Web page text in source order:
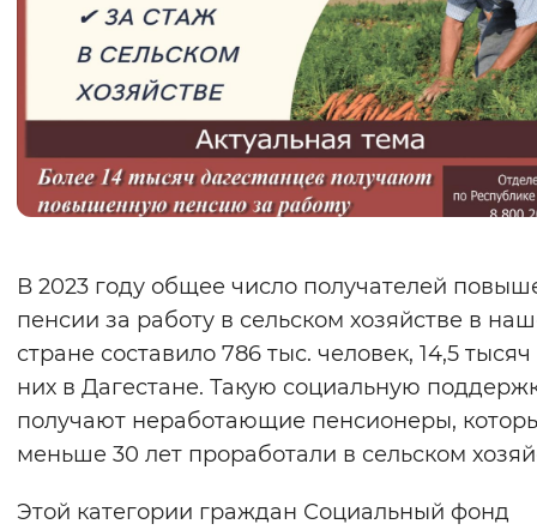
Синий фон
Изображения
Включены Выключены
Звуковой ассистент
Вернуть стандартные настройки
В 2023 году общее число получателей
пенсии за работу в сельском хозяйстве в
стране составило 786 тыс. человек, 14,5 тысяч
них в Дагестане. Такую социальную
получают неработающие пенсионеры,
меньше 30 лет проработали в сельском
Этой категории граждан Социальный фонд